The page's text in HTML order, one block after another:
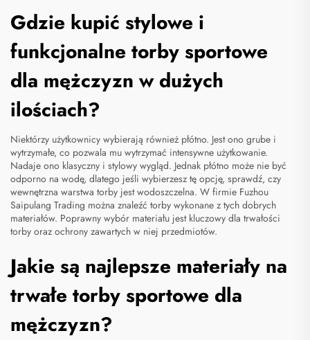
Gdzie kupić stylowe i
funkcjonalne torby sportowe
dla mężczyzn w dużych
ilościach?
Niektórzy użytkownicy wybierają również płótno. Jest ono grube i
wytrzymałe, co pozwala mu wytrzymać intensywne użytkowanie.
Nadaje ono klasyczny i stylowy wygląd. Jednak płótno może nie być
odporno na wodę, dlatego jeśli wybierzesz tę opcję, sprawdź, czy
wewnętrzna warstwa torby jest wodoszczelna. W firmie Fuzhou
Saipulang Trading można znaleźć torby wykonane z tych dobrych
materiałów. Poprawny wybór materiału jest kluczowy dla trwałości
torby oraz ochrony zawartych w niej przedmiotów.
Jakie są najlepsze materiały na
trwałe torby sportowe dla
mężczyzn?